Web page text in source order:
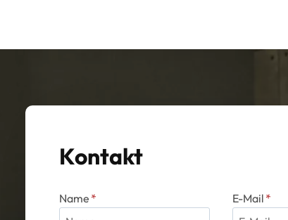
Kontakt
Name * E-Mail *